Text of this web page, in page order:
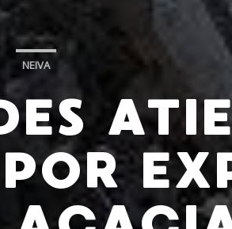
NEIVA